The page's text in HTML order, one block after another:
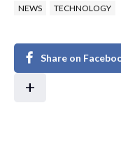
NEWS TECHNOLOGY
Share on
+